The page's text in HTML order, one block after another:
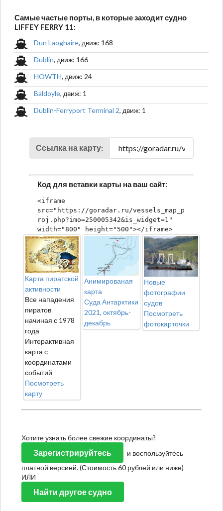
Самые частые порты, в которые заходит судно
LIFFEY FERRY 11:
Dun Laoghaire, движ: 168
Dublin, движ: 166
HOWTH, движ: 24
Baldoyle, движ: 1
Dublin-Ferryport Terminal 2, движ: 1
Ссылка на карту:
Код для вставки карты на ваш сайт:
<iframe
src="https://goradar.ru/vessels_map_p
roj.php?imo=250005342&is_widget=1"
width="800" height="500"></iframe>
Карта пиратской
активности
Все нападения
пиратов
начиная с 1978
года
Интерактивная
карта с
координатами
событий
Посмотреть
карту
Анимированая
карта
Суда Антарктики
2021, октябрь-
декабрь
Новые
фотографии
судов
Посмотреть
фотокарточки
Хотите узнать более свежие координаты?
Зарегистрируйтесь
и воспользуйтесь
платной версией. (Стоимость 60 рублей или ниже)
ИЛИ
Найти другое судно